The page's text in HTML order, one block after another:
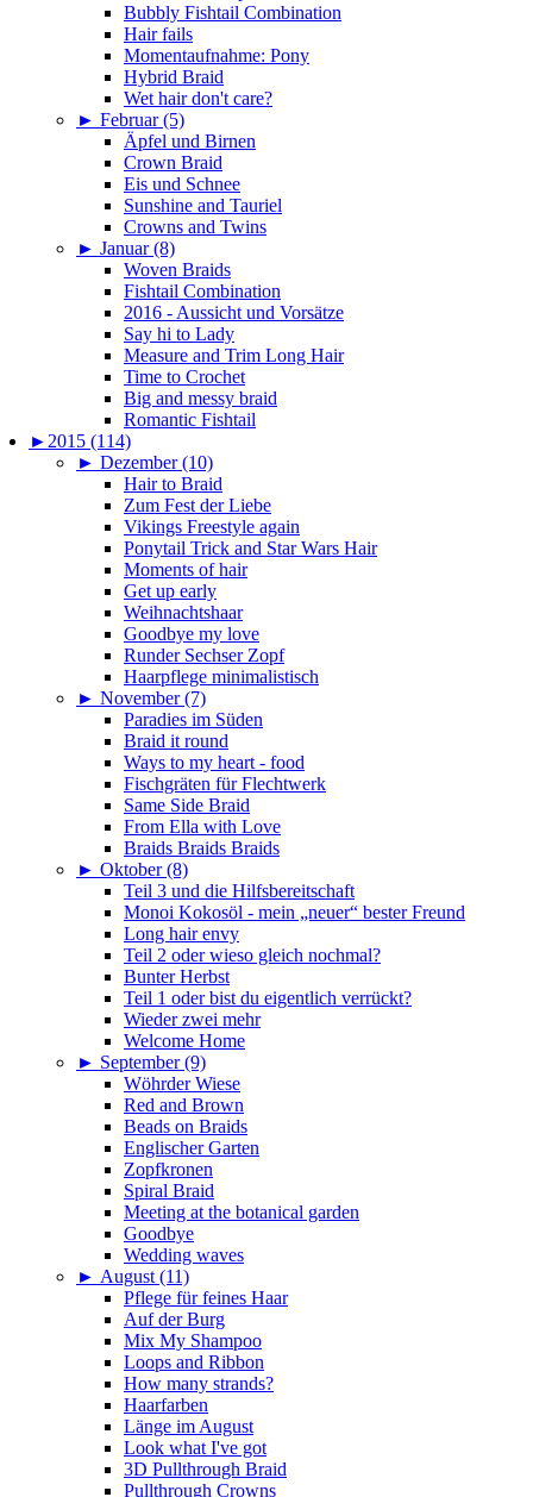
Bubbly Fishtail Combination
Hair fails
Momentaufnahme: Pony
Hybrid Braid
Wet hair don't care?
► Februar (5)
Äpfel und Birnen
Crown Braid
Eis und Schnee
Sunshine and Tauriel
Crowns and Twins
► Januar (8)
Woven Braids
Fishtail Combination
2016 - Aussicht und Vorsätze
Say hi to Lady
Measure and Trim Long Hair
Time to Crochet
Big and messy braid
Romantic Fishtail
► 2015 (114)
► Dezember (10)
Hair to Braid
Zum Fest der Liebe
Vikings Freestyle again
Ponytail Trick and Star Wars Hair
Moments of hair
Get up early
Weihnachtshaar
Goodbye my love
Runder Sechser Zopf
Haarpflege minimalistisch
► November (7)
Paradies im Süden
Braid it round
Ways to my heart - food
Fischgräten für Flechtwerk
Same Side Braid
From Ella with Love
Braids Braids Braids
► Oktober (8)
Teil 3 und die Hilfsbereitschaft
Monoi Kokosöl - mein „neuer“ bester Freund
Long hair envy
Teil 2 oder wieso gleich nochmal?
Bunter Herbst
Teil 1 oder bist du eigentlich verrückt?
Wieder zwei mehr
Welcome Home
► September (9)
Wöhrder Wiese
Red and Brown
Beads on Braids
Englischer Garten
Zopfkronen
Spiral Braid
Meeting at the botanical garden
Goodbye
Wedding waves
► August (11)
Pflege für feines Haar
Auf der Burg
Mix My Shampoo
Loops and Ribbon
How many strands?
Haarfarben
Länge im August
Look what I've got
3D Pullthrough Braid
Pullthrough Crowns